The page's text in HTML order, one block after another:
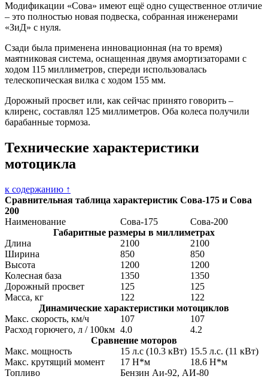
Модификации «Сова» имеют ещё одно существенное отличие
– это полностью новая подвеска, собранная инженерами
«ЗиД» с нуля.
Сзади была применена инновационная (на то время)
маятниковая система, оснащенная двумя амортизаторами с
ходом 115 миллиметров, спереди использовалась
телескопическая вилка с ходом 155 мм.
Дорожный просвет или, как сейчас принято говорить –
клиренс, составлял 125 миллиметров. Оба колеса получили
барабанные тормоза.
Технические характеристики
мотоцикла
к содержанию ↑
Сравнительная таблица характеристик Сова-175 и Сова
200
Наименование
Сова-175
Сова-200
Габаритные размеры в миллиметрах
Длина
2100
2100
Ширина
850
850
Высота
1200
1200
Колесная база
1350
1350
Дорожный просвет
125
125
Масса, кг
122
122
Динамические характеристики мотоциклов
Макс. скорость, км/ч
107
107
Расход горючего, л / 100км 4.0
4.2
Сравнение моторов
Макс. мощность
15 л.с (10.3 кВт) 15.5 л.с. (11 кВт)
Макс. крутящий момент
17 Н*м
18.6 Н*м
Топливо
Бензин Аи-92, АИ-80